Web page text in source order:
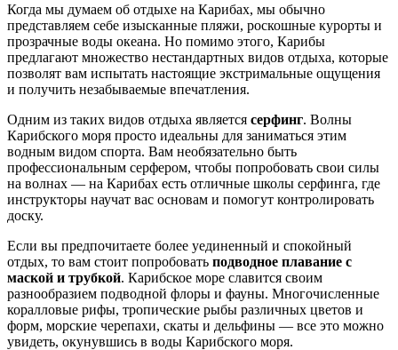
Когда мы думаем об отдыхе на Карибах, мы обычно
представляем себе изысканные пляжи, роскошные курорты и
прозрачные воды океана. Но помимо этого, Карибы
предлагают множество нестандартных видов отдыха, которые
позволят вам испытать настоящие экстримальные ощущения
и получить незабываемые впечатления.
Одним из таких видов отдыха является серфинг. Волны
Карибского моря просто идеальны для заниматься этим
водным видом спорта. Вам необязательно быть
профессиональным серфером, чтобы попробовать свои силы
на волнах — на Карибах есть отличные школы серфинга, где
инструкторы научат вас основам и помогут контролировать
доску.
Если вы предпочитаете более уединенный и спокойный
отдых, то вам стоит попробовать подводное плавание с
маской и трубкой. Карибское море славится своим
разнообразием подводной флоры и фауны. Многочисленные
коралловые рифы, тропические рыбы различных цветов и
форм, морские черепахи, скаты и дельфины — все это можно
увидеть, окунувшись в воды Карибского моря.